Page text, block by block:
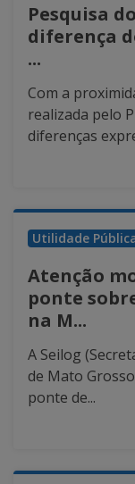
Pesquisa
diferença
...
Com a
realizada pelo
diferenças
Utilidade
Atenção
ponte
na M...
A Seilog
de Mato
ponte de...